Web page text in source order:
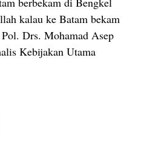
kalau ke Batam bekam
Drs. Mohamad Asep
Kebijakan Utama